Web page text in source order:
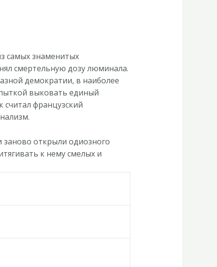
самых знаменитых
смертельную дозу люминала.
демократии, в наиболее
выковать единый
французский
заново открыли одиозного
к нему смелых и